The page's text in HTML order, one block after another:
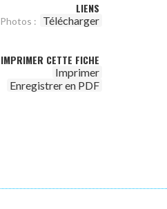
LIENS
Photos : Télécharger
IMPRIMER CETTE FICHE
Imprimer
Enregistrer en PDF